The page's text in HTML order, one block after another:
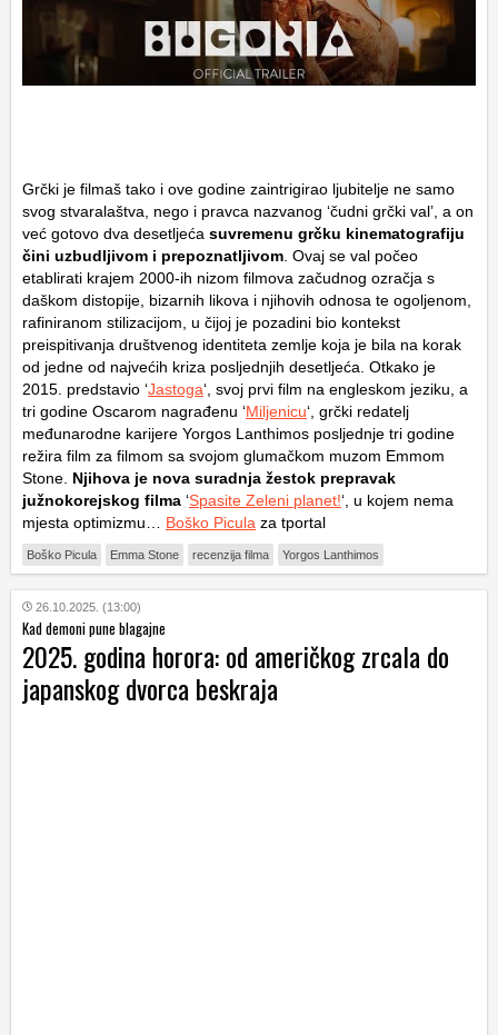
Grčki je filmaš tako i ove godine zaintrigirao ljubitelje ne samo
svog stvaralaštva, nego i pravca nazvanog ‘čudni grčki val’, a on
već gotovo dva desetljeća suvremenu grčku kinematografiju
čini uzbudljivom i prepoznatljivom . Ovaj se val počeo
etablirati krajem 2000-ih nizom filmova začudnog ozračja s
daškom distopije, bizarnih likova i njihovih odnosa te ogoljenom,
rafiniranom stilizacijom, u čijoj je pozadini bio kontekst
preispitivanja društvenog identiteta zemlje koja je bila na korak
od jedne od najvećih kriza posljednjih desetljeća. Otkako je
2015. predstavio ‘Jastoga‘, svoj prvi film na engleskom jeziku, a
tri godine Oscarom nagrađenu ‘Miljenicu‘, grčki redatelj
međunarodne karijere Yorgos Lanthimos posljednje tri godine
režira film za filmom sa svojom glumačkom muzom Emmom
Stone. Njihova je nova suradnja žestok prepravak
južnokorejskog filma ‘Spasite Zeleni planet!‘, u kojem nema
mjesta optimizmu… Boško Picula za tportal
Boško Picula Emma Stone recenzija filma Yorgos Lanthimos
26.10.2025. (13:00)
Kad demoni pune blagajne
2025. godina horora: od američkog zrcala do
japanskog dvorca beskraja